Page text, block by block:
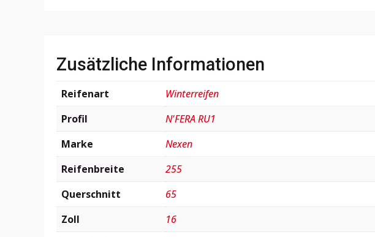
Zusätzliche Informationen
Reifenart
Winterreifen
Profil
N'FERA RU1
Marke
Nexen
Reifenbreite
255
Querschnitt
65
Zoll
16